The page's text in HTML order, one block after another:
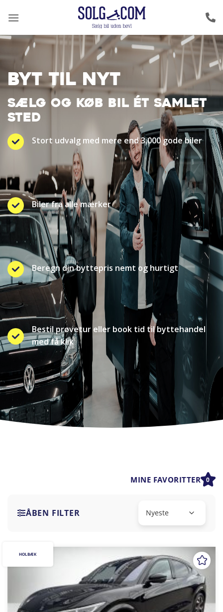
BYT TIL NYT
SÆLG OG KØB BIL ÉT SAMLET
STED
Stort udvalg med mere end 3.000 gode biler
Biler fra alle mærker
Beregn din byttepris nemt og hurtigt
Bestil prøvetur eller book tid til byttehandel
med få klik
MINE FAVORITTER 0
ÅBEN FILTER
HOLBÆK